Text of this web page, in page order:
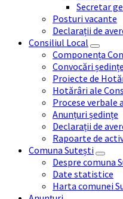
Secretar
Posturi vacante
Declarații de
Consiliul Local
Componența
Convocări
Proiecte de
Hotărâri ale
Procese verbale
Anunțuri ședințe
Declarații de
Rapoarte de
Comuna Sutești
Despre comuna
Date statistice
Harta comunei